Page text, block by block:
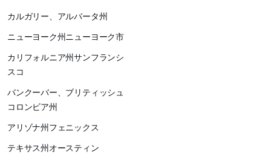
カルガリー、アルバータ州
ニューヨーク州ニューヨーク市
カリフォルニア州サンフランシ
スコ
バンクーバー、ブリティッシュ
コロンビア州
アリゾナ州フェニックス
テキサス州オースティン